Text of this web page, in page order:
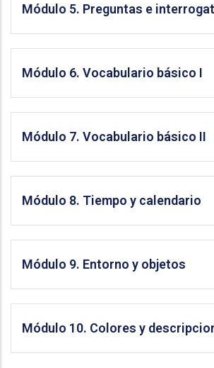
Módulo 5. Preguntas e
Módulo 6. Vocabulario básico I
Módulo 7. Vocabulario básico II
Módulo 8. Tiempo y calendario
Módulo 9. Entorno y objetos
Módulo 10. Colores y